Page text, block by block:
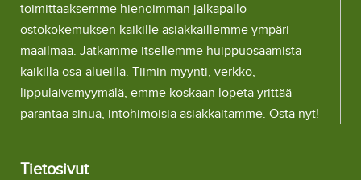
toimittaaksemme hienoimman jalkapallo
ostokokemuksen kaikille asiakkaillemme ympäri
maailmaa. Jatkamme itsellemme huippuosaamista
kaikilla osa-alueilla. Tiimin myynti, verkko,
lippulaivamyymälä, emme koskaan lopeta yrittää
parantaa sinua, intohimoisia asiakkaitamme. Osta nyt!
Tietosivut